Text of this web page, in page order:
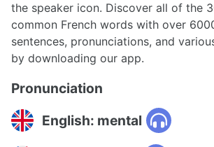
the speaker icon. Discover all of the
common French words with over
sentences, pronunciations, and
by downloading our app.
Pronunciation
English: mental